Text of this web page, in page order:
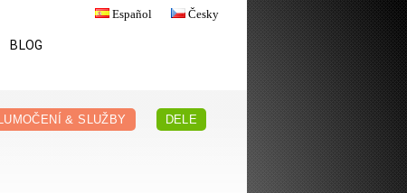
Español Česky
BLOG
& SLUŽBY DELE